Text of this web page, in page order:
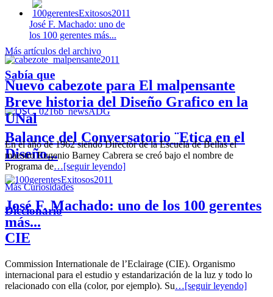
José F. Machado: uno de
los 100 gerentes más...
Nuevo cabezote para El malpensante
Balance del Conversatorio ¨Etica en el
Diseño...
José F. Machado: uno de los 100 gerentes
más...
Más artículos del archivo
Sabía que
Breve historia del Diseño Grafico en la
UNal
En el año de 1962 siendo Director de la Escuela de Bellas el
maestro Eugenio Barney Cabrera se creó bajo el nombre de
Programa de…[seguir leyendo]
Más Curiosidades
Diccionario
CIE
Commission Internationale de l’Eclairage (CIE). Organismo
internacional para el estudio y estandarización de la luz y todo lo
relacionado con ella (color, por ejemplo). Su…[seguir leyendo]